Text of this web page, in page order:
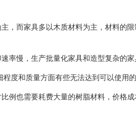
，而家具多以木质材料为主，材料的
率慢，生产批量化家具和造型复杂的家
度和质量方面有些无法达到可以使用的
例也需要耗费大量的树脂材料，价格成